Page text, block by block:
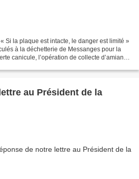
Si la plaque est intacte, le danger est limité »
à la déchetterie de Messanges pour la
canicule, l’opération de collecte d’amiante
au Président de la